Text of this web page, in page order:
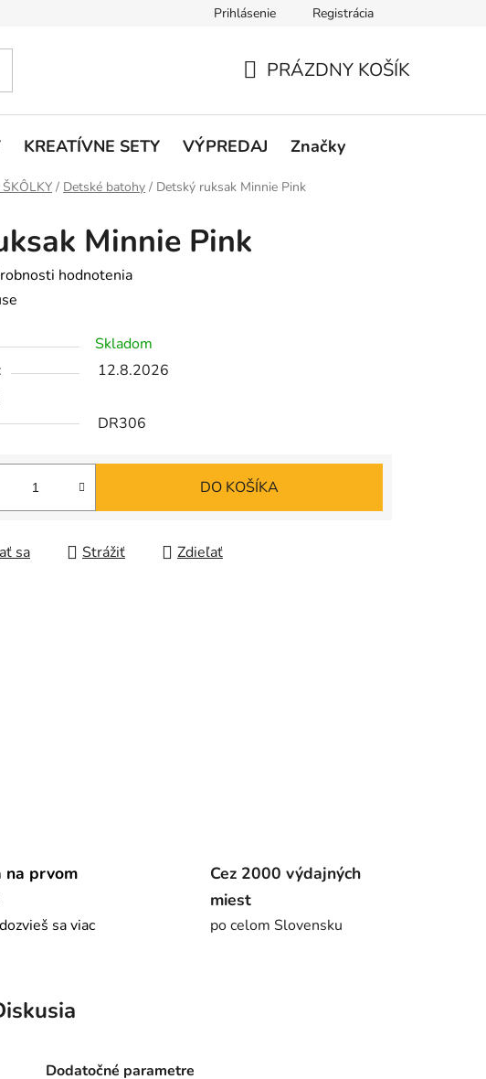
Podmienky ochrany osobných údajov
Prihlásenie Registrácia
KOŠÍK
PRÁZDNY KOŠÍK
KREATÍVNE SETY VÝPREDAJ Značky
/ Detské batohy / Detský ruksak Minnie Pink
Minnie Pink
hodnotenia
Skladom
12.8.2026
DR306
DO KOŠÍKA
sa Strážiť Zdieľať
na prvom
sa viac
Cez 2000 výdajných
miest
po celom Slovensku
Dodatočné parametre